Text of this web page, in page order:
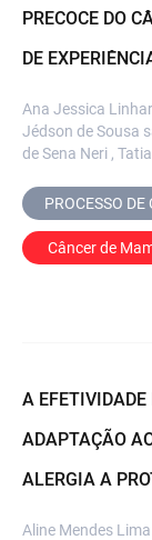
PRECOCE DO
DE
Ana Jessica
Jédson de Sousa
de Sena Neri ,
Câncer de
A EFETIVIDADE
ADAPTAÇÃO
ALERGIA A
Aline Mendes